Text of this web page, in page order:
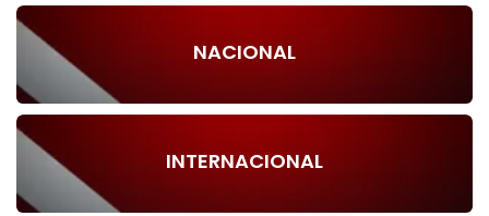
NACIONAL
INTERNACIONAL